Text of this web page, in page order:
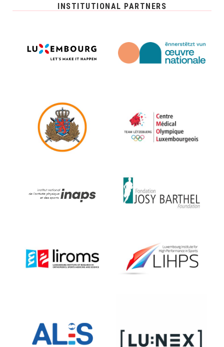
INSTITUTIONAL PARTNERS